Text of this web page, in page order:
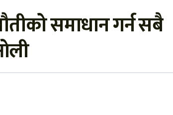
समाधान गर्न सबै